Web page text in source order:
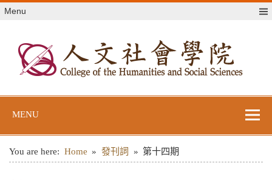
Skip
toMenu
MENU
You are here: Home 發刊詞 第十四期